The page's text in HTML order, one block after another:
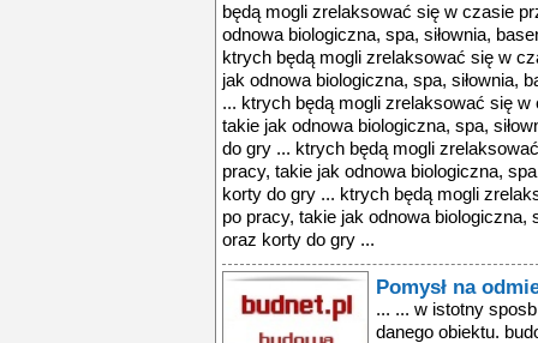
będą mogli zrelaksować się w czasie
odnowa biologiczna, spa, siłownia,
ktrych będą mogli zrelaksować się w
jak odnowa biologiczna, spa, siłownia,
... ktrych będą mogli zrelaksować się
takie jak odnowa biologiczna, spa,
do gry ... ktrych będą mogli
pracy, takie jak odnowa biologiczna,
korty do gry ... ktrych będą mogli
po pracy, takie jak odnowa biologiczna,
oraz korty do gry ...
Pomysł na
... ... w istotny
danego obiektu.